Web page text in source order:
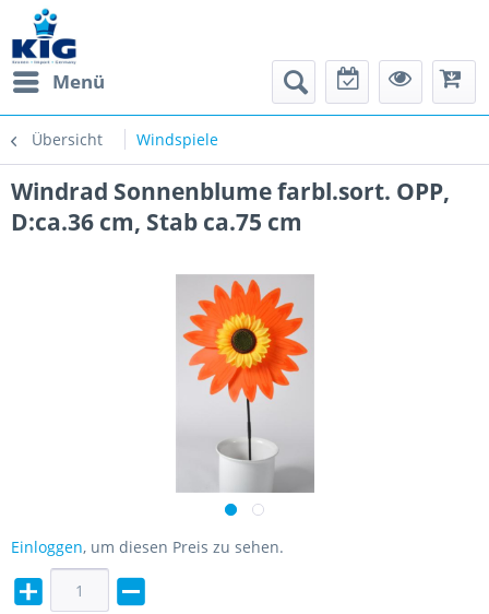
Menü
Übersicht Windspiele
Windrad Sonnenblume farbl.sort. OPP,
D:ca.36 cm, Stab ca.75 cm
Einloggen, um diesen Preis zu sehen.